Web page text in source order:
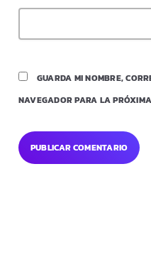
GUARDA MI NOMBRE,
NAVEGADOR PARA LA